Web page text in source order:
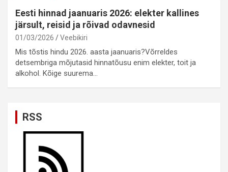
Eesti hinnad jaanuaris 2026: elekter kallines
järsult, reisid ja rõivad odavnesid
01/03/2026 Veebikiri
Mis tõstis hindu 2026. aasta jaanuaris?Võrreldes
detsembriga mõjutasid hinnatõusu enim elekter, toit ja
alkohol. Kõige suurema…
RSS